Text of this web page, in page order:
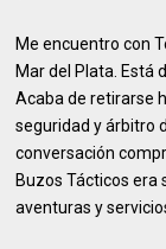
Me encuentro con
Mar del Plata. Está
Acaba de retirarse
seguridad y árbitro
conversación
Buzos Tácticos era
aventuras y